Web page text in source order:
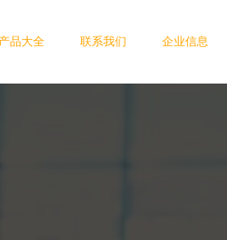
产品大全 联系我们 企业信息